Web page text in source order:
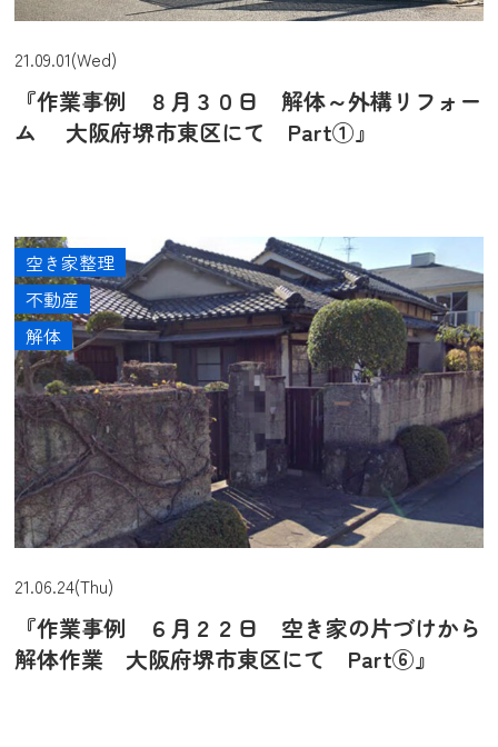
21.09.01(Wed)
『作業事例 ８月３０日 解体～外構リフォー
ム 大阪府堺市東区にて Part①』
21.06.24(Thu)
『作業事例 ６月２２日 空き家の片づけから
解体作業 大阪府堺市東区にて Part⑥』
空き家整理
不動産
解体